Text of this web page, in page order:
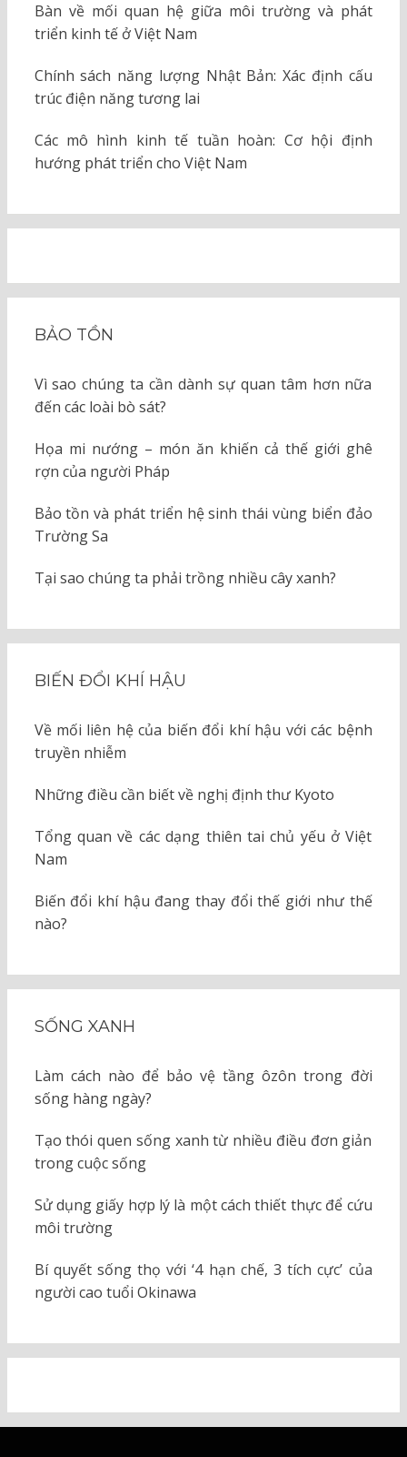
Bàn về mối quan hệ giữa môi trường và phát
triển kinh tế ở Việt Nam
Chính sách năng lượng Nhật Bản: Xác định cấu
trúc điện năng tương lai
Các mô hình kinh tế tuần hoàn: Cơ hội định
hướng phát triển cho Việt Nam
BẢO TỒN
Vì sao chúng ta cần dành sự quan tâm hơn nữa
đến các loài bò sát?
Họa mi nướng – món ăn khiến cả thế giới ghê
rợn của người Pháp
Bảo tồn và phát triển hệ sinh thái vùng biển đảo
Trường Sa
Tại sao chúng ta phải trồng nhiều cây xanh?
BIẾN ĐỔI KHÍ HẬU
Về mối liên hệ của biến đổi khí hậu với các bệnh
truyền nhiễm
Những điều cần biết về nghị định thư Kyoto
Tổng quan về các dạng thiên tai chủ yếu ở Việt
Nam
Biến đổi khí hậu đang thay đổi thế giới như thế
nào?
SỐNG XANH
Làm cách nào để bảo vệ tầng ôzôn trong đời
sống hàng ngày?
Tạo thói quen sống xanh từ nhiều điều đơn giản
trong cuộc sống
Sử dụng giấy hợp lý là một cách thiết thực để cứu
môi trường
Bí quyết sống thọ với ‘4 hạn chế, 3 tích cực’ của
người cao tuổi Okinawa